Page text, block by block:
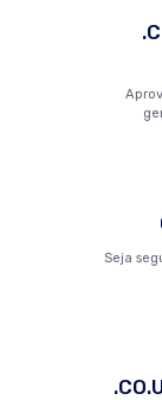
Seja